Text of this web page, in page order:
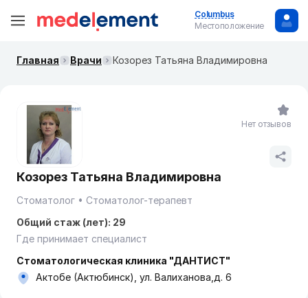
Columbus
Местоположение
Главная Врачи Козорез Татьяна Владимировна
Козорез Татьяна Владимировна
Стоматолог
Стоматолог-терапевт
Общий стаж (лет): 29
Где принимает специалист
Стоматологическая клиника "ДАНТИСТ"
Актобе (Актюбинск), ул. Валиханова,д. 6
Нет отзывов